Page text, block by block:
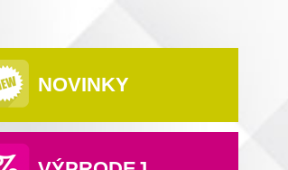
NOVINKY